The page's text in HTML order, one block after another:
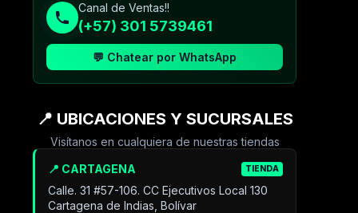
Canal de Ventas!!
(+57) 301 5739461
💬 Chatear por WhatsApp
📍 UBICACIONES Y SUCURSALES
Visítanos en cualquiera de nuestras tiendas
📍 CARTAGENA TIENDA
Calle. 31 #57-106. CC Ejecutivos Local 130
Cartagena de Indias, Bolívar